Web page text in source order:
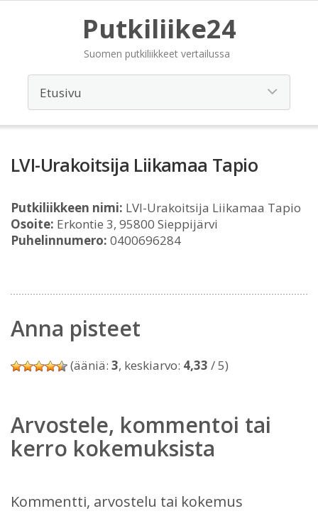
Putkiliike24
Suomen putkiliikkeet vertailussa
LVI-Urakoitsija Liikamaa Tapio
Putkiliikkeen nimi: LVI-Urakoitsija Liikamaa Tapio
Osoite: Erkontie 3, 95800 Sieppijärvi
Puhelinnumero: 0400696284
Anna pisteet
(ääniä: 3, keskiarvo: 4,33 / 5)
Arvostele, kommentoi tai
kerro kokemuksista
Kommentti, arvostelu tai kokemus